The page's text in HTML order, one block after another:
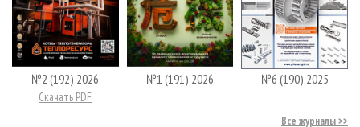
№2 (192) 2026
Скачать PDF
№1 (191) 2026 №6 (190) 2025
Все журналы